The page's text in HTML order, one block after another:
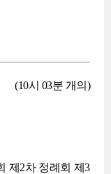
(10시 03분 개의)
제2차 정례회 제3